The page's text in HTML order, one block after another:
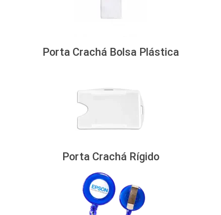
Porta Crachá Bolsa Plástica
Porta Crachá Rígido